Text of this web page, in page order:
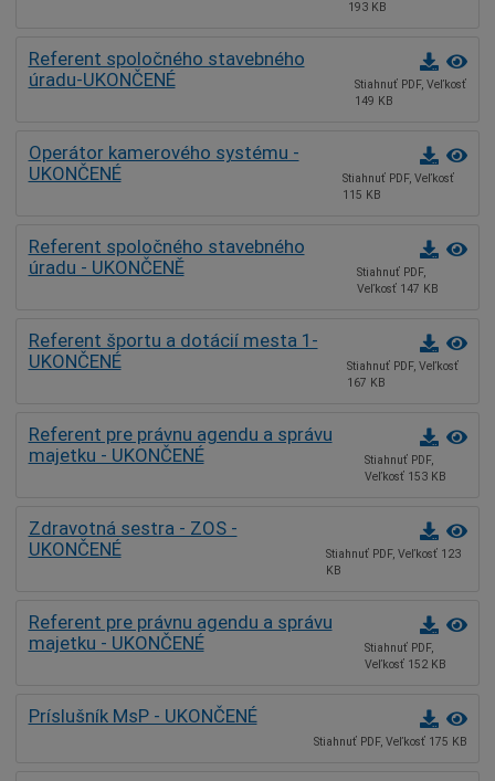
193 KB
Referent spoločného stavebného
úradu-UKONČENÉ
Stiahnuť PDF, Veľkosť
149 KB
Operátor kamerového systému -
UKONČENÉ
Stiahnuť PDF, Veľkosť
115 KB
Referent spoločného stavebného
úradu - UKONČENĚ
Stiahnuť PDF,
Veľkosť 147 KB
Referent športu a dotácií mesta 1-
UKONČENÉ
Stiahnuť PDF, Veľkosť
167 KB
Referent pre právnu agendu a správu
majetku - UKONČENÉ
Stiahnuť PDF,
Veľkosť 153 KB
Zdravotná sestra - ZOS -
UKONČENÉ
Stiahnuť PDF, Veľkosť 123
KB
Referent pre právnu agendu a správu
majetku - UKONČENÉ
Stiahnuť PDF,
Veľkosť 152 KB
Príslušník MsP - UKONČENÉ
Stiahnuť PDF, Veľkosť 175 KB